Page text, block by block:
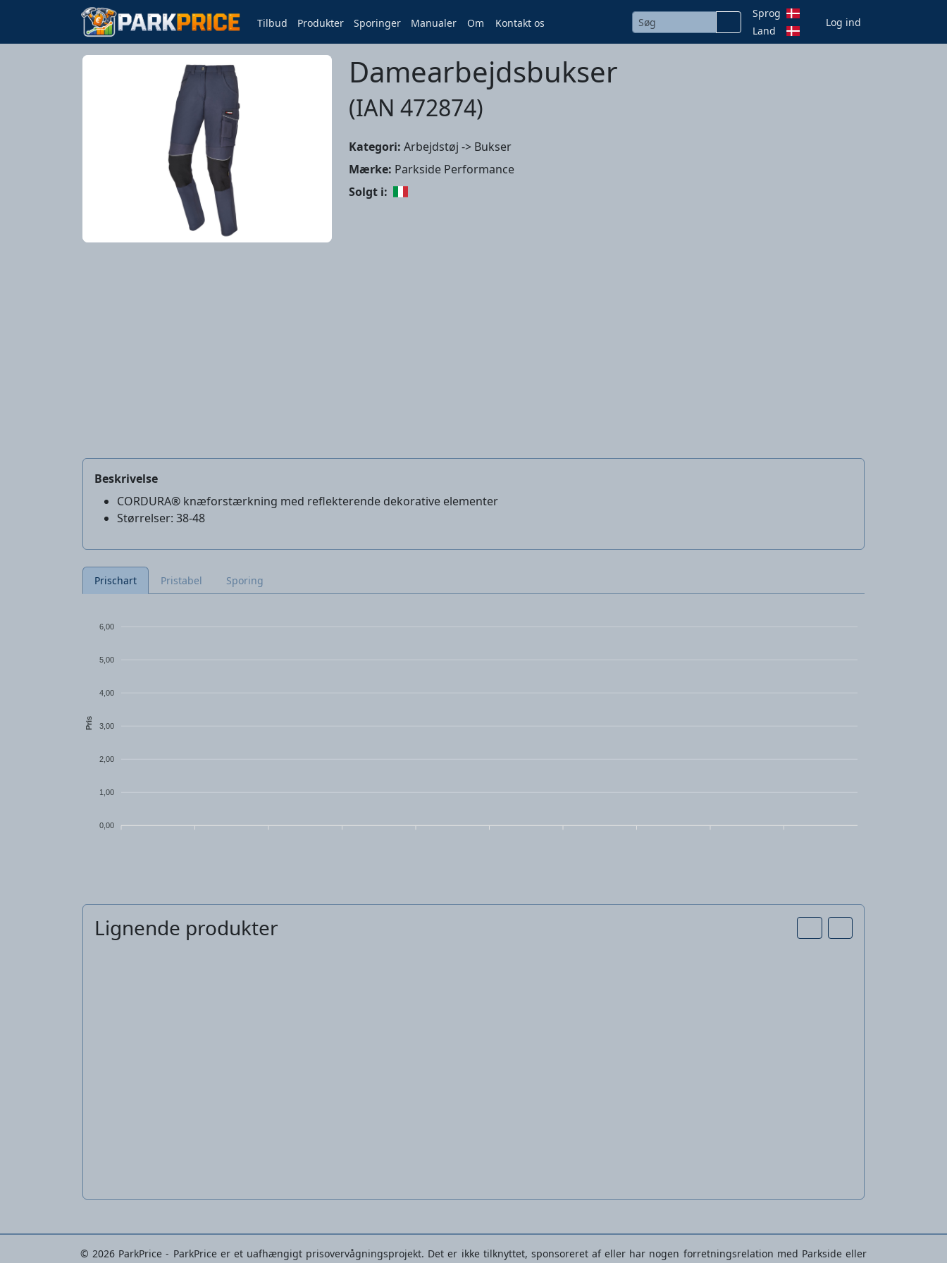
Tilbud Produkter Sporinger Manualer Om Kontakt os
Sprog
Land
Log ind
Damearbejdsbukser
(IAN 472874)
Kategori: Arbejdstøj -> Bukser
Mærke: Parkside Performance
Solgt i:
Beskrivelse
CORDURA® knæforstærkning med reflekterende dekorative elementer
Størrelser: 38-48
Prischart Pristabel Sporing
6,00
5,00
4,00
3,00
2,00
1,00
0,00
Pris
Lignende produkter
© 2026 ParkPrice - ParkPrice er et uafhængigt prisovervågningsprojekt. Det er ikke tilknyttet, sponsoreret af eller har nogen forretningsrelation med Parkside eller